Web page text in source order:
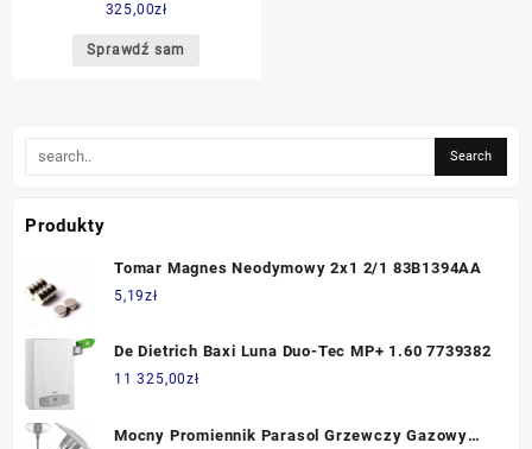
100X150Cm Lewa
325,00zł
Sprawdź sam
Produkty
Tomar Magnes Neodymowy 2x1 2/1 83B1394AA
5,19zł
De Dietrich Baxi Luna Duo-Tec MP+ 1.60 7739382
11 325,00zł
Mocny Promiennik Parasol Grzewczy Gazowy